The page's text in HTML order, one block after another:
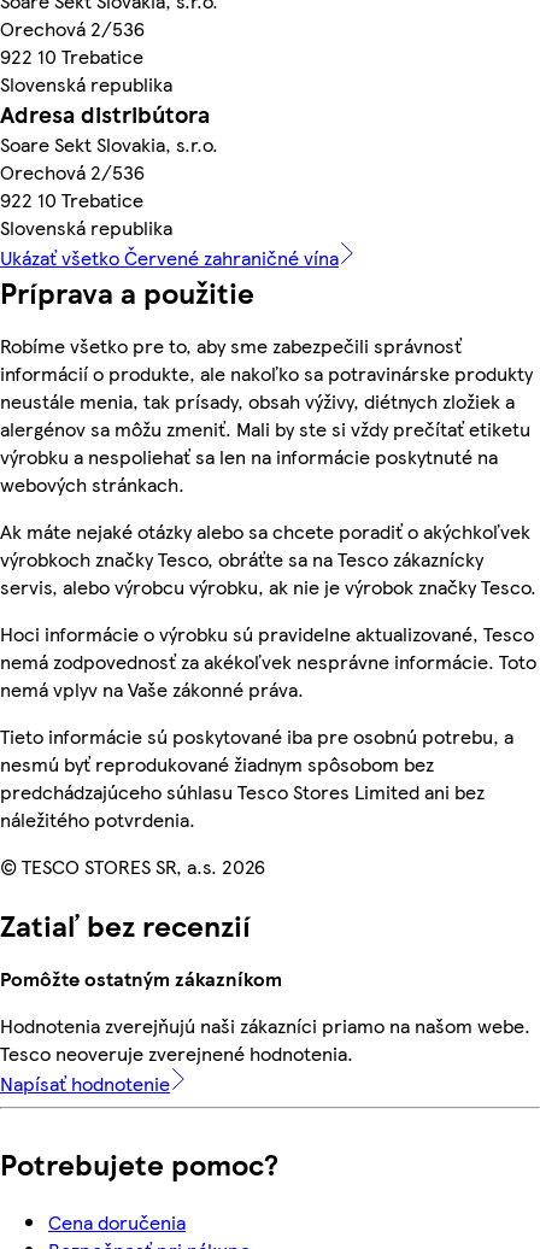
Orechová 2/536
922 10 Trebatice
Slovenská republika
Adresa distribútora
Soare Sekt Slovakia, s.r.o.
Orechová 2/536
922 10 Trebatice
Slovenská republika
Ukázať všetko Červené zahraničné vína
Príprava a použitie
Robíme všetko pre to, aby sme zabezpečili správnosť
informácií o produkte, ale nakoľko sa potravinárske produkty
neustále menia, tak prísady, obsah výživy, diétnych zložiek a
alergénov sa môžu zmeniť. Mali by ste si vždy prečítať etiketu
výrobku a nespoliehať sa len na informácie poskytnuté na
webových stránkach.
Ak máte nejaké otázky alebo sa chcete poradiť o akýchkoľvek
výrobkoch značky Tesco, obráťte sa na Tesco zákaznícky
servis, alebo výrobcu výrobku, ak nie je výrobok značky Tesco.
Hoci informácie o výrobku sú pravidelne aktualizované, Tesco
nemá zodpovednosť za akékoľvek nesprávne informácie. Toto
nemá vplyv na Vaše zákonné práva.
Tieto informácie sú poskytované iba pre osobnú potrebu, a
nesmú byť reprodukované žiadnym spôsobom bez
predchádzajúceho súhlasu Tesco Stores Limited ani bez
náležitého potvrdenia.
© TESCO STORES SR, a.s. 2026
Zatiaľ bez recenzií
Pomôžte ostatným zákazníkom
Hodnotenia zverejňujú naši zákazníci priamo na našom webe.
Tesco neoveruje zverejnené hodnotenia.
Napísať hodnotenie
Potrebujete pomoc?
Cena doručenia